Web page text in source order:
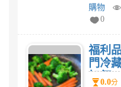
購物
0
福利
門冷
如何
0.0分